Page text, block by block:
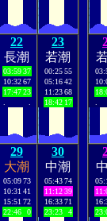
22
長潮
03:59 37
10:32 67
17:47 23
23
若潮
00:25 55
05:16 42
11:23 68
18:42 17
29
大潮
05:09 73
10:31 41
15:51 72
22:46
0
30
中潮
05:43 74
11:12 39
16:33 71
23:23
4